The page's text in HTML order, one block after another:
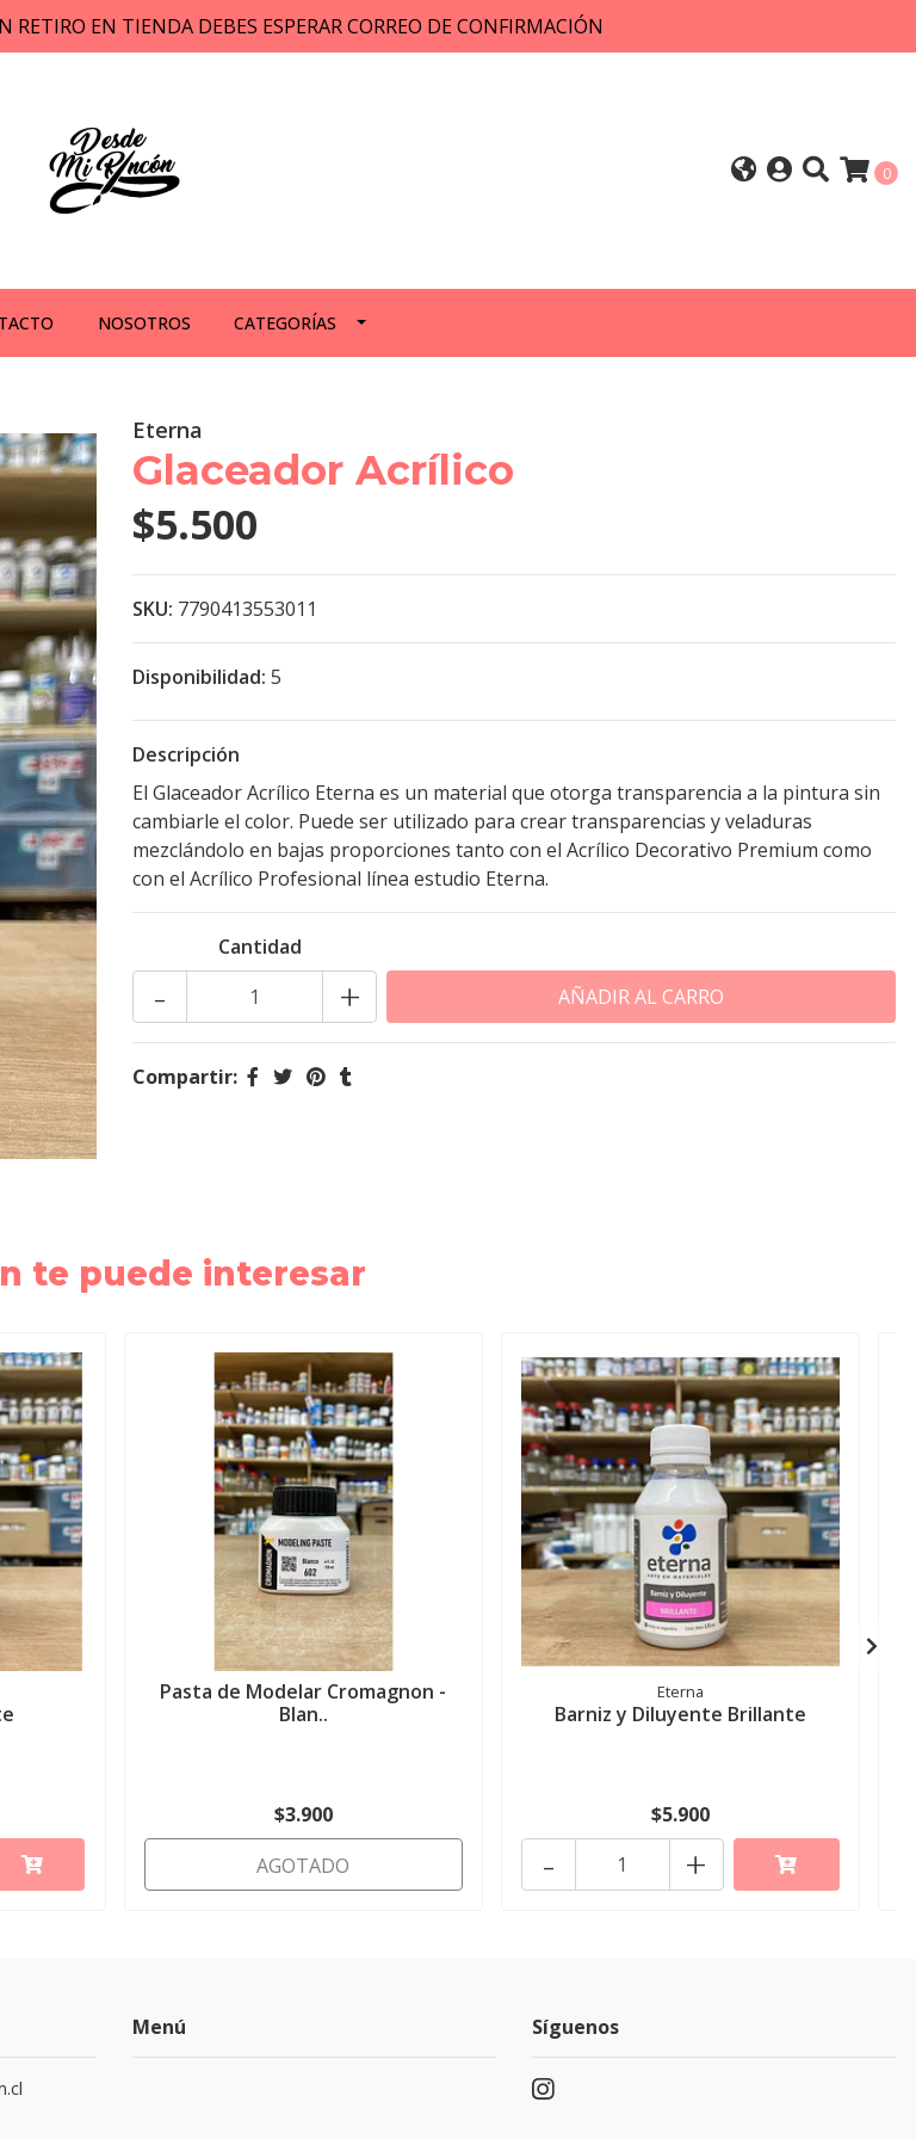
EN TIENDA DEBES ESPERAR CORREO DE CONFIRMACIÓN
0
NOSOTROS CATEGORÍAS
Eterna
Glaceador Acrílico
$5.500
SKU: 7790413553011
Disponibilidad: 5
Descripción
El Glaceador Acrílico Eterna es un material que otorga transparencia a la pintura sin
cambiarle el color. Puede ser utilizado para crear transparencias y veladuras
mezclándolo en bajas proporciones tanto con el Acrílico Decorativo Premium como
con el Acrílico Profesional línea estudio Eterna.
Cantidad
+
-
Compartir:
te puede interesar
Pasta de Modelar Cromagnon -
Blan..
$3.900
AGOTADO
Eterna
Barniz y Diluyente Brillante
$5.900
+
-
Menú Síguenos